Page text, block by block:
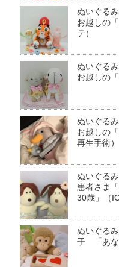
ぬいぐる
お越しの
テ）
ぬいぐる
お越しの
ぬいぐる
お越しの
再生手術）
ぬいぐる
患者さま
30歳」（
ぬいぐる
子 「あな